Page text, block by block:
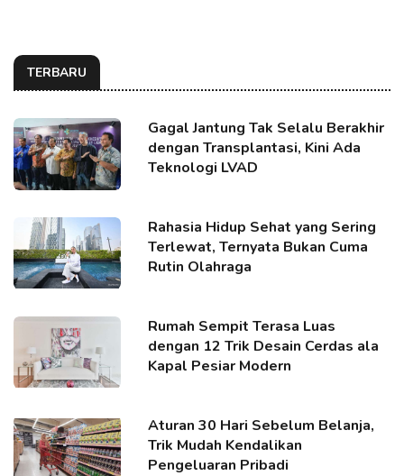
TERBARU
Gagal Jantung Tak Selalu Berakhir
dengan Transplantasi, Kini Ada
Teknologi LVAD
Rahasia Hidup Sehat yang Sering
Terlewat, Ternyata Bukan Cuma
Rutin Olahraga
Rumah Sempit Terasa Luas
dengan 12 Trik Desain Cerdas ala
Kapal Pesiar Modern
Aturan 30 Hari Sebelum Belanja,
Trik Mudah Kendalikan
Pengeluaran Pribadi